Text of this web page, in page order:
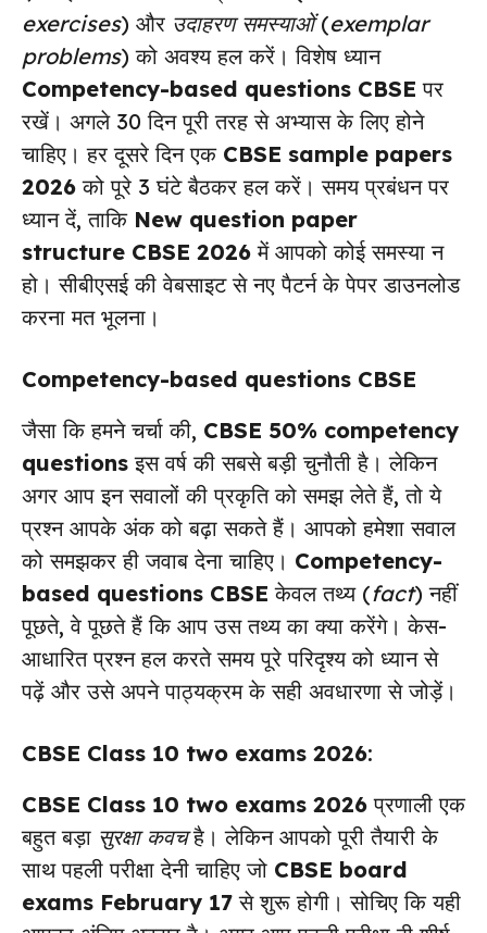
exercises) और उदाहरण समस्याओं(exemplar
problems) को अवश्य हल करें। विशेष ध्यान
Competency-based questions CBSE पर
रखें। अगले 30 दिन पूरी तरह से अभ्यास के लिए होने
चाहिए। हर दूसरे दिन एक CBSE sample papers
2026 को पूरे 3 घंटे बैठकर हल करें। समय प्रबंधन पर
ध्यान दें, ताकि New question paper
structure CBSE 2026 में आपको कोई समस्या न
हो। सीबीएसई की वेबसाइट से नए पैटर्न के पेपर डाउनलोड
करना मत भूलना।
Competency-based questions CBSE
जैसा कि हमने चर्चा की, CBSE 50% competency
questions इस वर्ष की सबसे बड़ी चुनौती है। लेकिन
अगर आप इन सवालों की प्रकृति को समझ लेते हैं, तो ये
प्रश्न आपके अंक को बढ़ा सकते हैं। आपको हमेशा सवाल
को समझकर ही जवाब देना चाहिए। Competency-
based questions CBSE केवल तथ्य (fact) नहीं
पूछते, वे पूछते हैं कि आप उस तथ्य का क्या करेंगे। केस-
आधारित प्रश्न हल करते समय पूरे परिदृश्य को ध्यान से
पढ़ें और उसे अपने पाठ्यक्रम के सही अवधारणा से जोड़ें।
CBSE Class 10 two exams 2026:
CBSE Class 10 two exams 2026 प्रणाली एक
बहुत बड़ा सुरक्षा कवचहै। लेकिन आपको पूरी तैयारी के
साथ पहली परीक्षा देनी चाहिए जो CBSE board
exams February 17 से शुरू होगी। सोचिए कि यही